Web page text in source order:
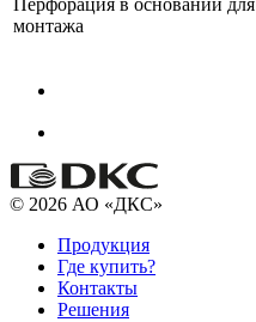
Перфорация в основании для
монтажа
© 2026 АО «ДКС»
Продукция
Где купить?
Контакты
Решения